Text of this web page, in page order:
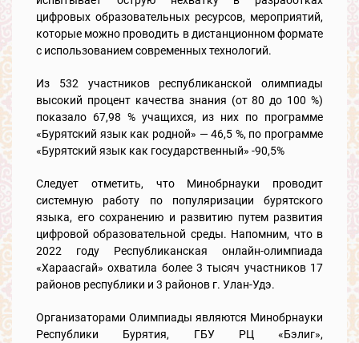
цифровых образовательных ресурсов, мероприятий,
которые можно проводить в дистанционном формате
с использованием современных технологий.
Из 532 участников республиканской олимпиады
высокий процент качества знания (от 80 до 100 %)
показало 67,98 % учащихся, из них по программе
«Бурятский язык как родной» — 46,5 %, по программе
«Бурятский язык как государственный» -90,5%
Следует отметить, что Минобрнауки проводит
системную работу по популяризации бурятского
языка, его сохранению и развитию путем развития
цифровой образовательной среды. Напомним, что в
2022 году Республиканская онлайн-олимпиада
«Хараасгай» охватила более 3 тысяч участников 17
районов республики и 3 районов г. Улан-Удэ.
Организаторами Олимпиады являются Минобрнауки
Республики Бурятия, ГБУ РЦ «Бэлиг»,